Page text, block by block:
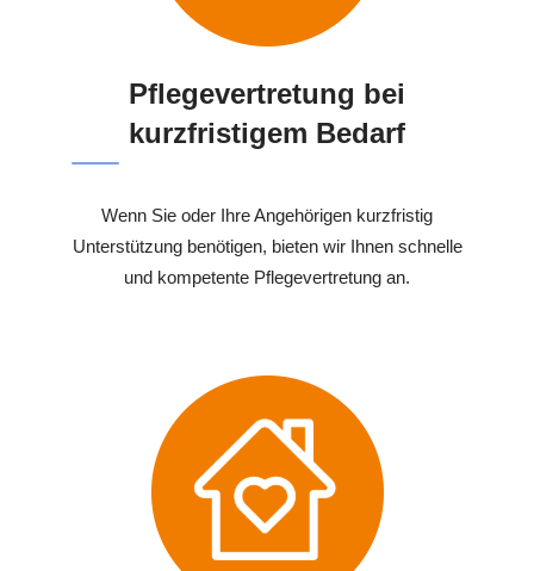
Pflegevertretung bei
kurzfristigem Bedarf
Wenn Sie oder Ihre Angehörigen kurzfristig
Unterstützung benötigen, bieten wir Ihnen schnelle
und kompetente Pflegevertretung an.